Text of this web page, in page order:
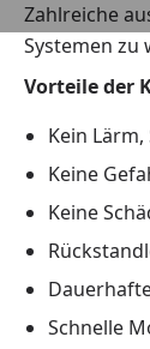
Zahlreiche
Systemen zu
Vorteile der
Kein
Keine
Keine
Schnelle